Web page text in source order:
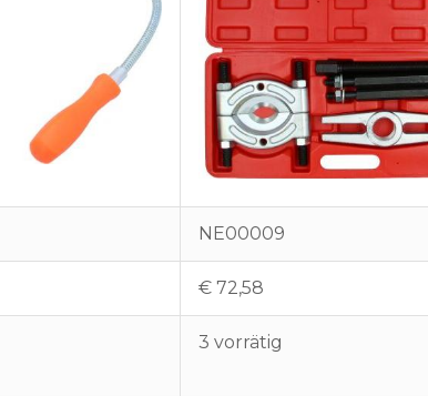
NE00009
€ 72,58
3 vorrätig